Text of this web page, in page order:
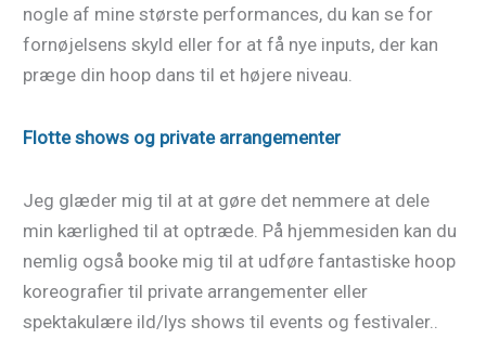
nogle af mine største performances, du kan se for
fornøjelsens skyld eller for at få nye inputs, der kan
præge din hoop dans til et højere niveau.
Flotte shows og private arrangementer
Jeg glæder mig til at at gøre det nemmere at dele
min kærlighed til at optræde. På hjemmesiden kan du
nemlig også booke mig til at udføre fantastiske hoop
koreografier til private arrangementer eller
spektakulære ild/lys shows til events og festivaler..